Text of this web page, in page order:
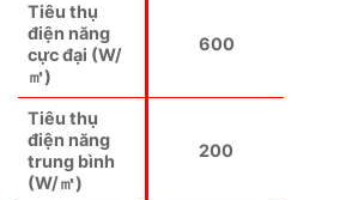
Tiêu thụ
điện năng
cực đại (W/
㎡)
600
Tiêu thụ
điện năng
trung bình
(W/㎡)
200